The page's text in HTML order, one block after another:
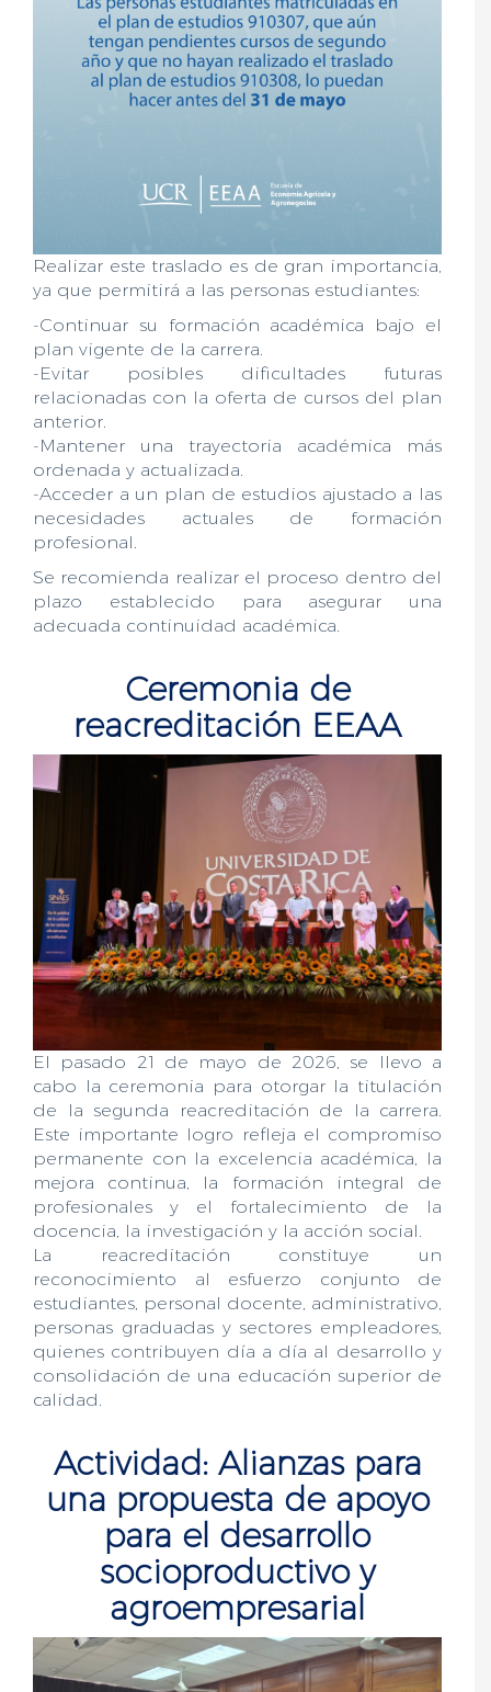
Realizar este traslado es de gran importancia,
ya que permitirá a las personas estudiantes:
-Continuar su formación académica bajo el
plan vigente de la carrera.
-Evitar posibles dificultades futuras
relacionadas con la oferta de cursos del plan
anterior.
-Mantener una trayectoria académica más
ordenada y actualizada.
-Acceder a un plan de estudios ajustado a las
necesidades actuales de formación
profesional.
Se recomienda realizar el proceso dentro del
plazo establecido para asegurar una
adecuada continuidad académica.
Ceremonia de
reacreditación EEAA
El pasado 21 de mayo de 2026, se llevo a
cabo la ceremonia para otorgar la titulación
de la segunda reacreditación de la carrera.
Este importante logro refleja el compromiso
permanente con la excelencia académica, la
mejora continua, la formación integral de
profesionales y el fortalecimiento de la
docencia, la investigación y la acción social.
La reacreditación constituye un
reconocimiento al esfuerzo conjunto de
estudiantes, personal docente, administrativo,
personas graduadas y sectores empleadores,
quienes contribuyen día a día al desarrollo y
consolidación de una educación superior de
calidad.
Actividad: Alianzas para
una propuesta de apoyo
para el desarrollo
socioproductivo y
agroempresarial